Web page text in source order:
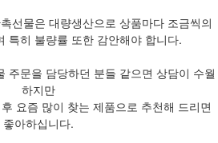
선물은 대량생산으로 상품마다 조금씩의
특히 불량률 또한 감안해야 합니다.
주문을 담당하던 분들 같으면 상담이 수월
하지만
요즘 많이 찾는 제품으로 추천해 드리면
좋아하십니다.